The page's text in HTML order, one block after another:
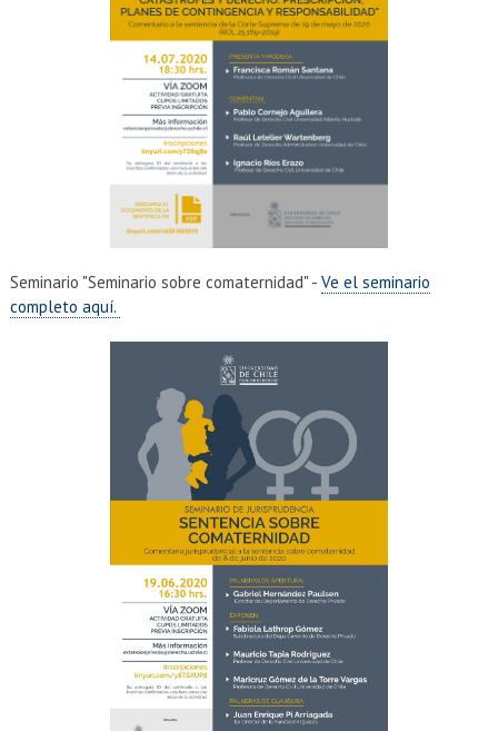
Seminario "Seminario sobre comaternidad" - Ve el seminario
completo aquí.